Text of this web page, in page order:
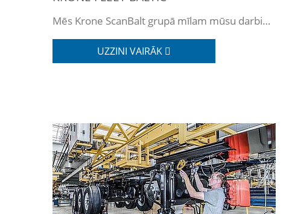
Mēs Krone ScanBalt grupā mīlam mūsu darbiniekus.
UZZINI VAIRĀK